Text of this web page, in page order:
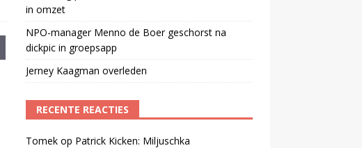
in omzet
NPO-manager Menno de Boer geschorst na
dickpic in groepsapp
Jerney Kaagman overleden
RECENTE REACTIES
Tomekop Patrick Kicken: Miljuschka